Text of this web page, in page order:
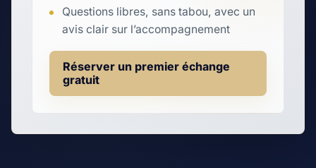
Questions libres, sans tabou, avec un
avis clair sur l’accompagnement
Réserver un premier échange
gratuit